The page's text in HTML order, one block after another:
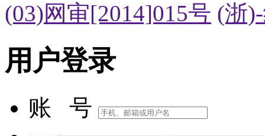
(03)网审[2014]015号 (浙
用户登录
账 号